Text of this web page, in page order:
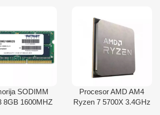
SODIMM
8GB 1600MHZ
Procesor AMD AM4
Ryzen 7 5700X 3.4GHz